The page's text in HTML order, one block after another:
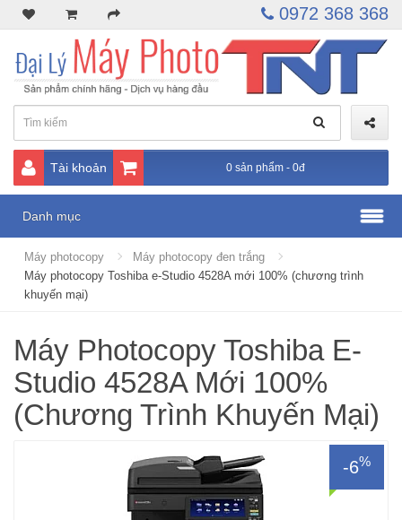
0972 368 368
Tài khoản 0 sản phẩm - 0đ
Danh mục
Máy photocopy
Máy photocopy đen trắng
Máy photocopy Toshiba e-Studio 4528A mới 100% (chương trình
khuyến mại)
Máy Photocopy Toshiba E-
Studio 4528A Mới 100%
(Chương Trình Khuyến Mại)
-6%